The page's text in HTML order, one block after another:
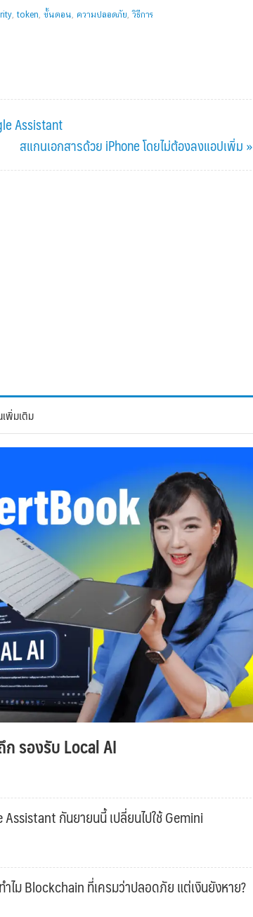
,token ขั้นตอน ความปลอดภัย ,วิธีการ
Assistant
Next
Post:
สแกนเอกสารด้วย iPhone โดยไม่ต้องลงแอปเพิ่ม »
พิ่มเติม
รองรับ Local AI
กันยายนนี้ เปลี่ยนไปใช้ Gemini
ไม Blockchain ที่เครมว่าปลอดภัย แต่เงินยังหาย?